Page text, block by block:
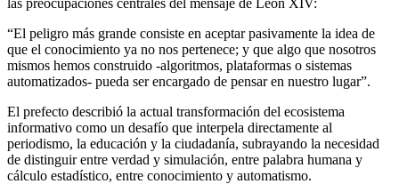
“El peligro más grande consiste en aceptar pasivamente la idea de
que el conocimiento ya no nos pertenece; y que algo que nosotros
mismos hemos construido -algoritmos, plataformas o sistemas
automatizados- pueda ser encargado de pensar en nuestro lugar”.
El prefecto describió la actual transformación del ecosistema
informativo como un desafío que interpela directamente al
periodismo, la educación y la ciudadanía, subrayando la necesidad
de distinguir entre verdad y simulación, entre palabra humana y
cálculo estadístico, entre conocimiento y automatismo.